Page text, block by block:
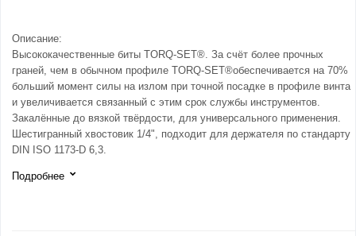
Описание:
Высококачественные биты TORQ-SET®. За счёт более прочных
граней, чем в обычном профиле TORQ-SET®обеспечивается на 70%
больший момент силы на излом при точной посадке в профиле винта
и увеличивается связанный с этим срок службы инструментов.
Закалённые до вязкой твёрдости, для универсального применения.
Шестигранный хвостовик 1/4", подходит для держателя по стандарту
DIN ISO 1173-D 6,3.
Подробнее